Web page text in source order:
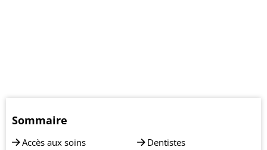
Sommaire
Accès aux soins
Dentistes